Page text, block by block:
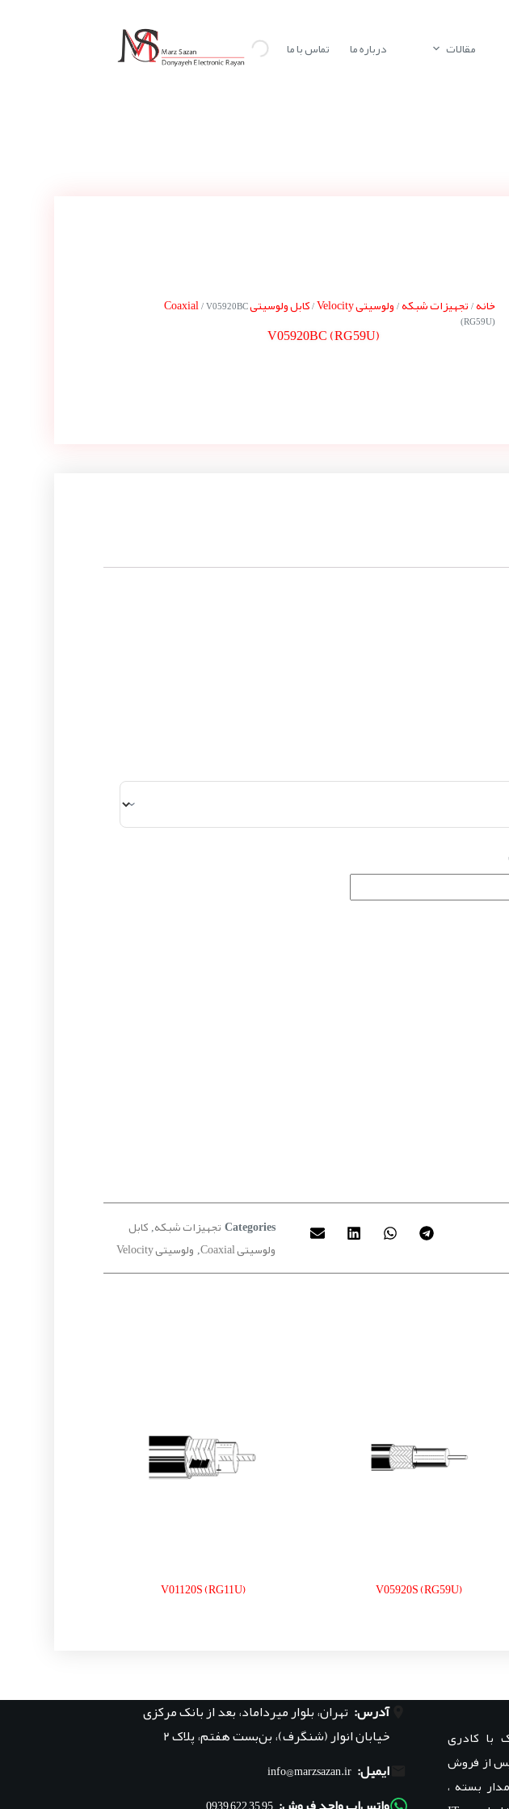
مقالات درباره ما تماس با ما
خانه/ تجهیزات شبکه/ ولوسیتی Velocity / کابل ولوسیتی Coaxial/ V05920BC
(RG59U)
V05920BC (RG59U)
Categories تجهیزات شبکه کابل
ولوسیتی Coaxial
, ولوسیتی Velocity
V05920S (RG59U)
V01120S (RG11U)
با کادری
از فروش
بسته ،
آدرس: تهران، بلوار میرداماد، بعد از بانک مرکزی
خیابان انوار (شنگرف)، بن‌بست هفتم، پلاک ۲
ایمیل: info@marzsazan.ir